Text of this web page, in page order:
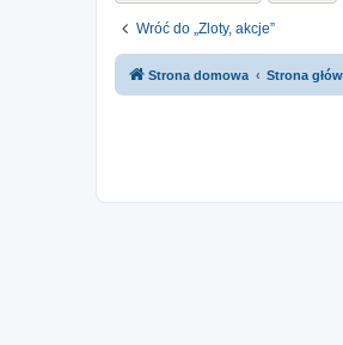
Wróć do „Zloty, akcje”
Strona domowa Strona